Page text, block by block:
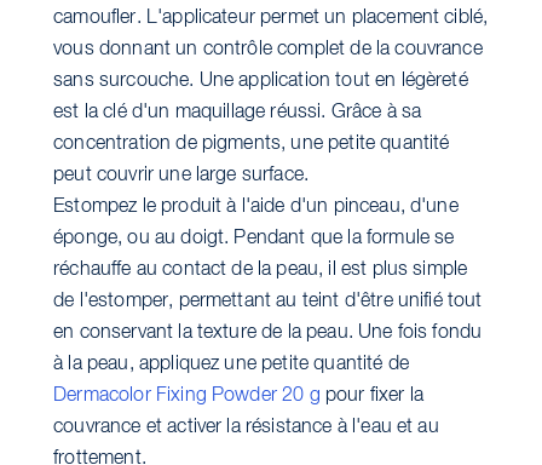
camoufler. L'applicateur permet un placement ciblé,
vous donnant un contrôle complet de la couvrance
sans surcouche. Une application tout en légèreté
est la clé d'un maquillage réussi. Grâce à sa
concentration de pigments, une petite quantité
peut couvrir une large surface.
Estompez le produit à l'aide d'un pinceau, d'une
éponge, ou au doigt. Pendant que la formule se
réchauffe au contact de la peau, il est plus simple
de l'estomper, permettant au teint d'être unifié tout
en conservant la texture de la peau. Une fois fondu
à la peau, appliquez une petite quantité de
Dermacolor Fixing Powder 20 g pour fixer la
couvrance et activer la résistance à l'eau et au
frottement.